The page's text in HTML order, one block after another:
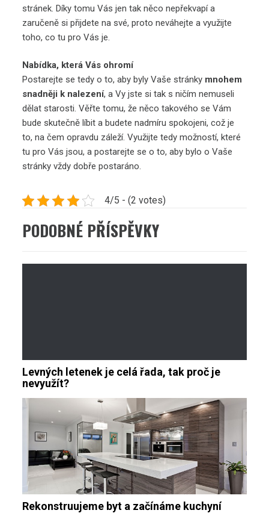
stránek. Díky tomu Vás jen tak něco nepřekvapí a
zaručeně si přijdete na své, proto neváhejte a využijte
toho, co tu pro Vás je.
Nabídka, která Vás ohromí
Postarejte se tedy o to, aby byly Vaše stránky mnohem
snadněji k nalezení, a Vy jste si tak s ničím nemuseli
dělat starosti. Věřte tomu, že něco takového se Vám
bude skutečně líbit a budete nadmíru spokojeni, což je
to, na čem opravdu záleží. Využijte tedy možností, které
tu pro Vás jsou, a postarejte se o to, aby bylo o Vaše
stránky vždy dobře postaráno.
4/5 - (2 votes)
PODOBNÉ PŘÍSPĚVKY
Levných letenek je celá řada, tak proč je
nevyužít?
Rekonstruujeme byt a začínáme kuchyní